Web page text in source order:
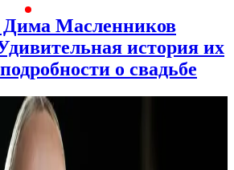
Масленников
история их
о свадьбе